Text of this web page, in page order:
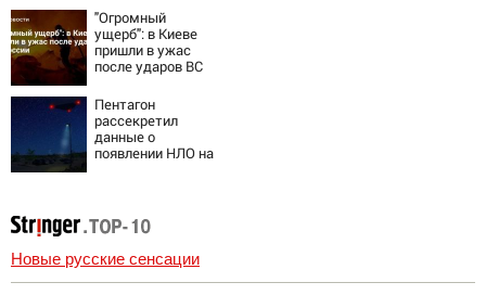
грозит для нее
хаосом
"Огромный
ущерб": в Киеве
пришли в ужас
после ударов ВС
Пентагон
рассекретил
данные о
появлении НЛО на
Новые русские сенсации